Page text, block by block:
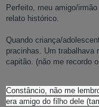
Perfeito, meu amigo/
relato histórico.
Quando criança/
pracinhas. Um trabalhava
capitão. (não me recordo
Constâncio, não me
era amigo do filho dele